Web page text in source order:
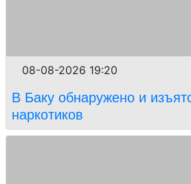
08-08-2026 19:20
В Баку обнаружено и
наркотиков